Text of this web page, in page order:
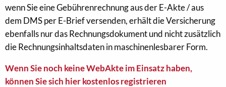
wenn Sie eine Gebührenrechnung aus der E-Akte / aus
dem DMS per E-Brief versenden, erhält die Versicherung
ebenfalls nur das Rechnungsdokument und nicht zusätzlich
die Rechnungsinhaltsdaten in maschinenlesbarer Form.
Wenn Sie noch keine WebAkte im Einsatz haben,
können Sie sich hier kostenlos registrieren